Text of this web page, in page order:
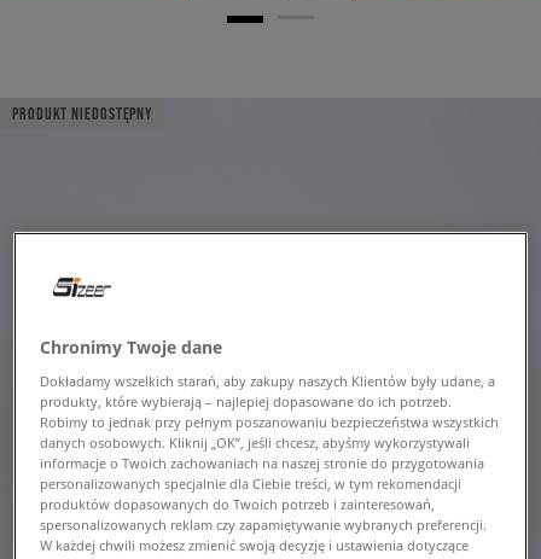
PRODUKT NIEDOSTĘPNY
Chronimy Twoje dane
Dokładamy wszelkich starań, aby zakupy naszych Klientów były udane, a
produkty, które wybierają – najlepiej dopasowane do ich potrzeb.
Robimy to jednak przy pełnym poszanowaniu bezpieczeństwa wszystkich
danych osobowych. Kliknij „OK”, jeśli chcesz, abyśmy wykorzystywali
informacje o Twoich zachowaniach na naszej stronie do przygotowania
personalizowanych specjalnie dla Ciebie treści, w tym rekomendacji
produktów dopasowanych do Twoich potrzeb i zainteresowań,
spersonalizowanych reklam czy zapamiętywanie wybranych preferencji.
W każdej chwili możesz zmienić swoją decyzję i ustawienia dotyczące